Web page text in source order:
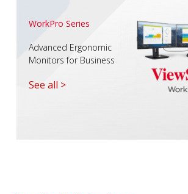
WorkPro Series
Advanced Ergonomic
Monitors for Business
See all >